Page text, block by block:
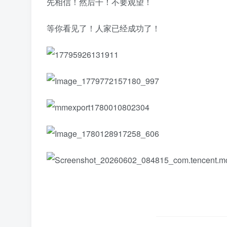
​等你看见了！人家已经成功了！